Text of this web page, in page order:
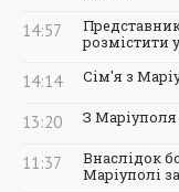
14:57
розмістити
14:14 Сім'я з
13:20 З
11:37
Внаслідок
Маріуполі